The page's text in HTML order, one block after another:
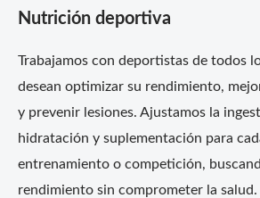
Nutrición deportiva
Trabajamos con deportistas de todos
desean optimizar su rendimiento,
y prevenir lesiones. Ajustamos la
hidratación y suplementación para
entrenamiento o competición,
rendimiento sin comprometer la salud.